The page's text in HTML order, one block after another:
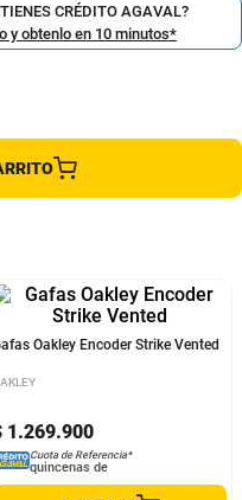
CRÉDITO AGAVAL?
y obtenlo en 10 minutos*